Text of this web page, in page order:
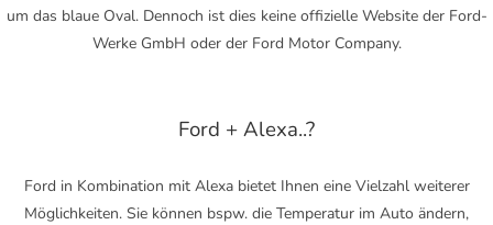
um das blaue Oval. Dennoch ist dies keine offizielle Website der Ford-
Werke GmbH oder der Ford Motor Company.
Ford + Alexa..?
Ford in Kombination mit Alexa bietet Ihnen eine Vielzahl weiterer
Möglichkeiten. Sie können bspw. die Temperatur im Auto ändern,